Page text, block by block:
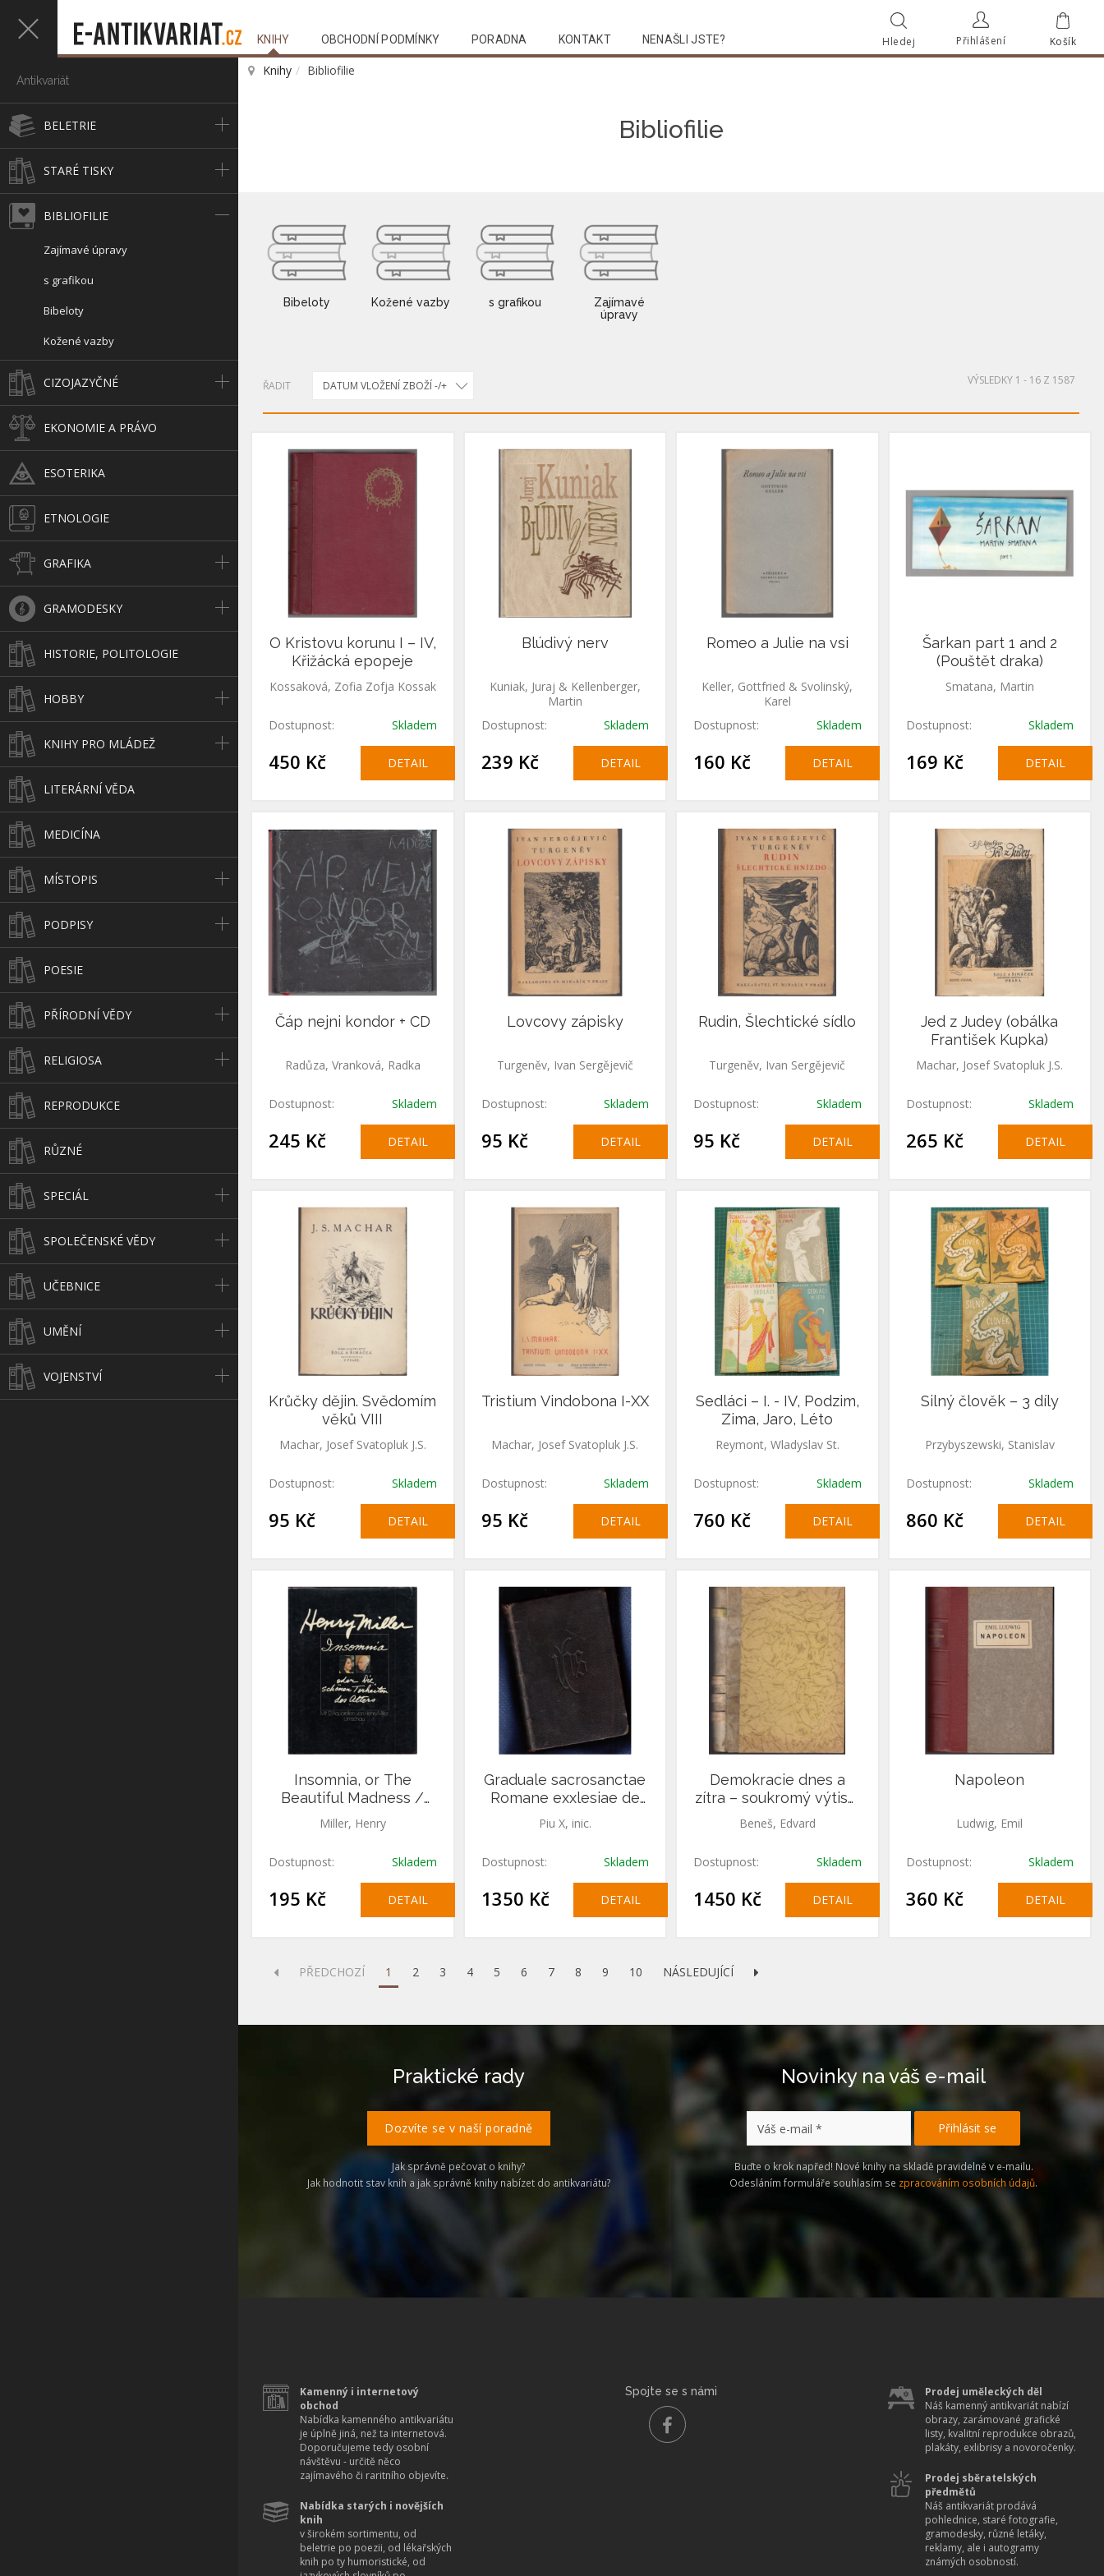
Košík
Přihlášení
Hledej
KNIHY OBCHODNÍ PODMÍNKY PORADNA KONTAKT NENAŠLI JSTE?
Antikvariát
BELETRIE
STARÉ TISKY
BIBLIOFILIE
Zajímavé úpravy
s grafikou
Bibeloty
Kožené vazby
CIZOJAZYČNÉ
EKONOMIE A PRÁVO
ESOTERIKA
ETNOLOGIE
GRAFIKA
GRAMODESKY
HISTORIE, POLITOLOGIE
HOBBY
KNIHY PRO MLÁDEŽ
LITERÁRNÍ VĚDA
MEDICÍNA
MÍSTOPIS
PODPISY
POESIE
PŘÍRODNÍ VĚDY
RELIGIOSA
REPRODUKCE
RŮZNÉ
SPECIÁL
SPOLEČENSKÉ VĚDY
UČEBNICE
UMĚNÍ
VOJENSTVÍ
Knihy Bibliofilie
Bibliofilie
Bibeloty Kožené vazby s grafikou
Zajímavé
úpravy
ŘADIT DATUM VLOŽENÍ ZBOŽÍ -/+ VÝSLEDKY 1 - 16 Z 1587
O Kristovu korunu I – IV,
Křižácká epopeje
Kossaková, Zofia Zofja Kossak
Dostupnost: Skladem
450 Kč DETAIL
Blúdivý nerv
Kuniak, Juraj & Kellenberger,
Martin
Dostupnost:
Skladem
239 Kč DETAIL
Romeo a Julie na vsi
Keller, Gottfried & Svolinský,
Karel
Dostupnost:
Skladem
160 Kč DETAIL
Šarkan part 1 and 2
(Pouštět draka)
Smatana, Martin
Dostupnost: Skladem
169 Kč DETAIL
Čáp nejni kondor + CD
Radůza, Vranková, Radka
Dostupnost: Skladem
245 Kč DETAIL
Lovcovy zápisky
Turgeněv, Ivan Sergějevič
Dostupnost: Skladem
95 Kč DETAIL
Rudin, Šlechtické sídlo
Turgeněv, Ivan Sergějevič
Dostupnost: Skladem
95 Kč DETAIL
Jed z Judey (obálka
František Kupka)
Machar, Josef Svatopluk J.S.
Dostupnost: Skladem
265 Kč DETAIL
Krůčky dějin. Svědomím
věků VIII
Machar, Josef Svatopluk J.S.
Dostupnost: Skladem
95 Kč DETAIL
Tristium Vindobona I-XX
Machar, Josef Svatopluk J.S.
Dostupnost: Skladem
95 Kč DETAIL
Sedláci – I. - IV, Podzim,
Zima, Jaro, Léto
Reymont, Wladyslav St.
Dostupnost: Skladem
760 Kč DETAIL
Silný člověk – 3 díly
Przybyszewski, Stanislav
Dostupnost: Skladem
860 Kč DETAIL
Insomnia, or The
Beautiful Madness /
Insomnia, oder Die
schönen Torheiten
Miller, Henry
Dostupnost: Skladem
195 Kč DETAIL
Graduale sacrosanctae
Romane exxlesiae de
tenpore et de Sanctis
ss. D. N. Pii X....
Piu X, inic.
Dostupnost: Skladem
1350 Kč DETAIL
Demokracie dnes a
zítra – soukromý výtisk,
rarita
Beneš, Edvard
Dostupnost: Skladem
1450 Kč DETAIL
Napoleon
Ludwig, Emil
Dostupnost: Skladem
360 Kč DETAIL
PŘEDCHOZÍ 1 2 3 4 5 6 7 8 9 10 NÁSLEDUJÍCÍ
Praktické rady
Dozvíte se v naší poradně
Jak správně pečovat o knihy?
Jak hodnotit stav knih a jak správně knihy nabízet do antikvariátu?
Novinky na váš e-mail
Buďte o krok napřed! Nové knihy na skladě pravidelně v e-mailu.
Odesláním formuláře souhlasím se zpracováním osobních údajů.
Kamenný i internetový
obchod
Nabídka kamenného antikvariátu
je úplně jiná, než ta internetová.
Doporučujeme tedy osobní
návštěvu - určitě něco
zajímavého či raritního objevíte.
Nabídka starých i novějších
knih
v širokém sortimentu, od
beletrie po poezii, od lékařských
knih po ty humoristické, od
Prodej uměleckých děl
Náš kamenný antikvariát nabízí
obrazy, zarámované grafické
listy, kvalitní reprodukce obrazů,
plakáty, exlibrisy a novoročenky.
Prodej sběratelských
předmětů
Náš antikvariát prodává
pohlednice, staré fotografie,
gramodesky, různé letáky,
reklamy, ale i autogramy
známých osobností.
Spojte se s námi